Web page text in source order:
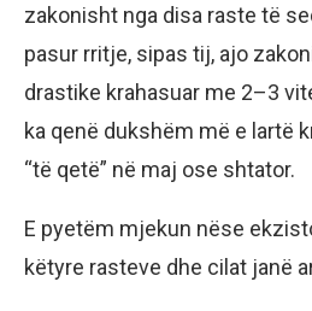
zakonisht nga disa raste të
pasur rritje, sipas tij, ajo
drastike krahasuar me 2–3
ka qenë dukshëm më e lartë
“të qetë” në maj ose shtator.
E pyetëm mjekun nëse
këtyre rasteve dhe cilat janë